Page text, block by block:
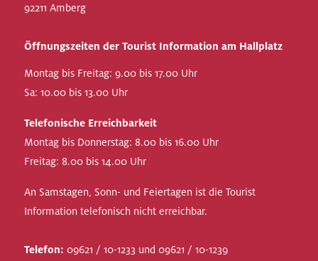
92211 Amberg
Öffnungszeiten der Tourist Information am Hallplatz
Montag bis Freitag: 9.00 bis 17.00 Uhr
Sa: 10.00 bis 13.00 Uhr
Telefonische Erreichbarkeit
Montag bis Donnerstag: 8.00 bis 16.00 Uhr
Freitag: 8.00 bis 14.00 Uhr
An Samstagen, Sonn- und Feiertagen ist die Tourist
Information telefonisch nicht erreichbar.
Telefon: 09621 / 10-1233 und 09621 / 10-1239